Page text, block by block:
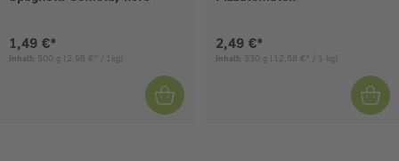
Aktueller Preis:
1,49 €*
Inhalt: 500 g (2,98 €* / 1kg)
Aktueller Preis:
2,49 €*
Inhalt: 330 g (12,58 €* / 1 kg)